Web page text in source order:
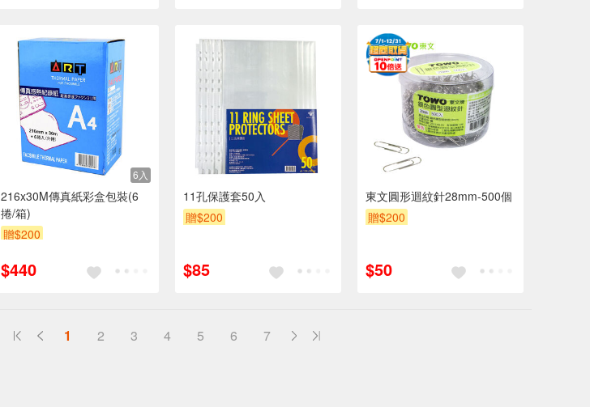
6入
216x30M傳真紙彩盒包裝(6
捲/箱)
贈$200
$440
11孔保護套50入
贈$200
$85
東文圓形迴紋針28mm-500個
贈$200
$50
1 2 3 4 5 6 7